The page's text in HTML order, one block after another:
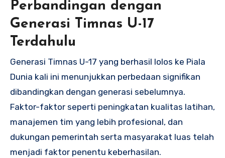
Perbandingan dengan
Generasi Timnas U-17
Terdahulu
Generasi Timnas U-17 yang berhasil lolos ke Piala
Dunia kali ini menunjukkan perbedaan signifikan
dibandingkan dengan generasi sebelumnya.
Faktor-faktor seperti peningkatan kualitas latihan,
manajemen tim yang lebih profesional, dan
dukungan pemerintah serta masyarakat luas telah
menjadi faktor penentu keberhasilan.